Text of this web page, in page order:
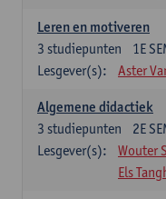
Leren en motiveren
1E
3 studiepunten
Lesgever(s):
Aster
Algemene didactiek
2E
3 studiepunten
Lesgever(s):
Wouter
Els